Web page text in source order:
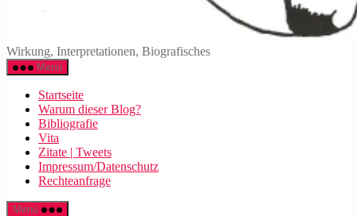
Walter
Mehring
Wirkung, Interpretationen, Biografisches
Menü
Startseite
Warum dieser Blog?
Bibliografie
Vita
Zitate | Tweets
Impressum/Datenschutz
Rechteanfrage
Menü